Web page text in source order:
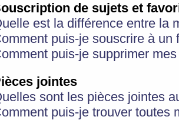
de sujets et
est la différence entre la
puis-je souscrire à
puis-je supprimer
jointes
sont les pièces jointes
puis-je trouver toutes